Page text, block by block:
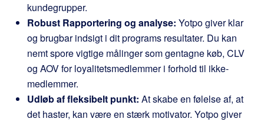
kundegrupper.
Robust Rapportering og analyse: Yotpo giver klar
og brugbar indsigt i dit programs resultater. Du kan
nemt spore vigtige målinger som gentagne køb, CLV
og AOV for loyalitetsmedlemmer i forhold til ikke-
medlemmer.
Udløb af fleksibelt punkt: At skabe en følelse af, at
det haster, kan være en stærk motivator. Yotpo giver